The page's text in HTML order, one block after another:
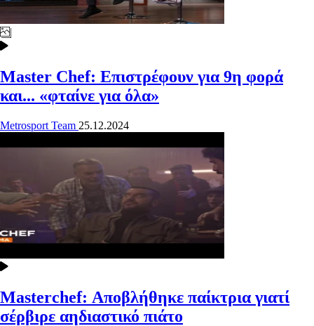
Master Chef: Επιστρέφουν για 9η φορά
και... «φταίνε για όλα»
Metrosport Team 25.12.2024
Masterchef: Αποβλήθηκε παίκτρια γιατί
σέρβιρε αηδιαστικό πιάτο